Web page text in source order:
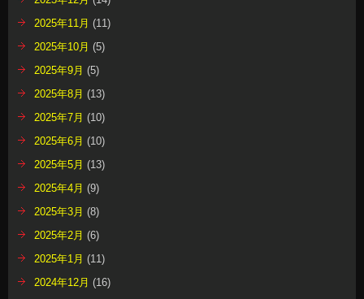
2025年11月 (11)
2025年10月 (5)
2025年9月 (5)
2025年8月 (13)
2025年7月 (10)
2025年6月 (10)
2025年5月 (13)
2025年4月 (9)
2025年3月 (8)
2025年2月 (6)
2025年1月 (11)
2024年12月 (16)